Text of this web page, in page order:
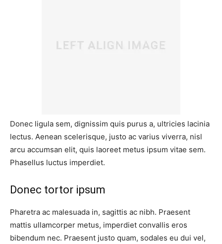
Donec ligula sem, dignissim quis purus a, ultricies lacinia
lectus. Aenean scelerisque, justo ac varius viverra, nisl
arcu accumsan elit, quis laoreet metus ipsum vitae sem.
Phasellus luctus imperdiet.
Donec tortor ipsum
Pharetra ac malesuada in, sagittis ac nibh. Praesent
mattis ullamcorper metus, imperdiet convallis eros
bibendum nec. Praesent justo quam, sodales eu dui vel,